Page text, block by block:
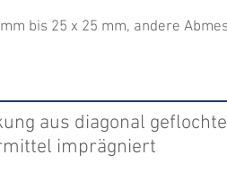
bis 25 x 25 mm, andere
aus diagonal
imprägniert